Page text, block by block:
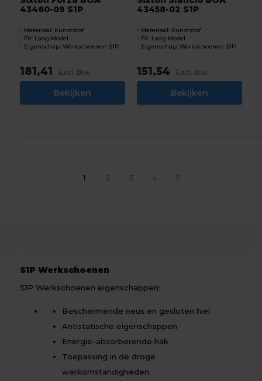
43460-09 S1P
Materiaal: Kunststof
Fit: Laag Model
Eigenschap: Werkschoenen S1P
181,41 Excl. btw
Bekijken
43458-02 S1P
Materiaal: Kunststof
Fit: Laag Model
Eigenschap: Werkschoenen S1P
151,54 Excl. btw
Bekijken
1 2 3 4 5
S1P Werkschoenen
S1P Werkschoenen eigenschappen:
Beschermende neus en gesloten hiel
Antistatische eigenschappen
Energie-absorberende hak
Toepassing in de droge
werkomstandigheden